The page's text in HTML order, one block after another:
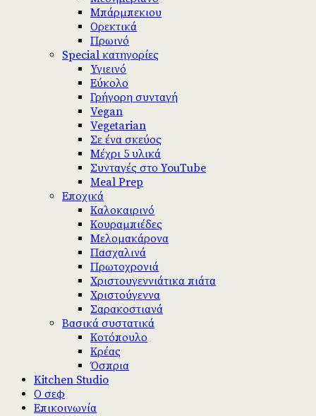
Μπάρμπεκιου
Ορεκτικά
Πρωινό
Special κατηγορίες
Υγιεινό
Εύκολο
Γρήγορη συνταγή
Vegan
Vegetarian
Σε ένα σκεύος
Μέχρι 5 υλικά
Συνταγές στο YouTube
Meal Prep
Εποχικά
Καλοκαιρινό
Κουραμπιέδες
Μελομακάρονα
Πασχαλινά
Πρωτοχρονιά
Χριστουγεννιάτικα πιάτα
Χριστούγεννα
Σαρακοστιανά
Βασικά συστατικά
Κοτόπουλο
Κρέας
Όσπρια
Kitchen Studio
Ο σεφ
Επικοινωνία